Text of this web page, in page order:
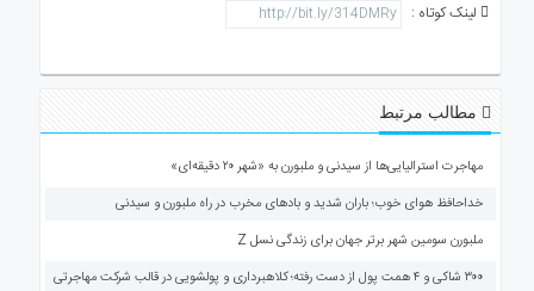
لینک کوتاه :
مطالب مرتبط
مهاجرت استرالیایی‌ها از سیدنی و ملبورن به «شهر ۲۰ دقیقه‌ای»
خداحافظ هوای خوب؛ باران شدید و بادهای مخرب در راه ملبورن و سیدنی
ملبورن سومین شهر برتر جهان برای زندگی نسل Z
۳۰۰ شاکی و ۴ همت پول از دست رفته؛ کلاهبرداری و پولشویی در قالب شرکت مهاجرتی